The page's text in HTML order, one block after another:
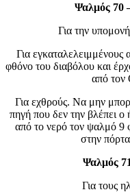
Ψαλμός 70
Για την
Για εγκαταλελειμμένους
φθόνο του διαβόλου και
από τον
Για εχθρούς. Να μην
πηγή που δεν την βλέπει
από το νερό τον ψαλμό 9
στην
Ψαλμός
Για τους